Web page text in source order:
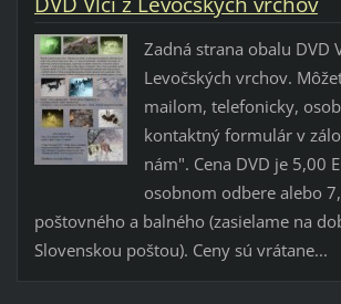
Zadná strana obalu DVD
Levočských vrchov.
mailom, telefonicky,
kontaktný formulár v
nám". Cena DVD je 5,00
osobnom odbere alebo
poštovného a balného (zasielame na
Slovenskou poštou). Ceny sú vrátane...